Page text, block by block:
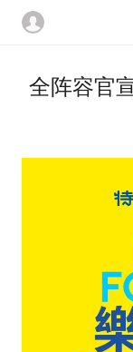
全阵容官